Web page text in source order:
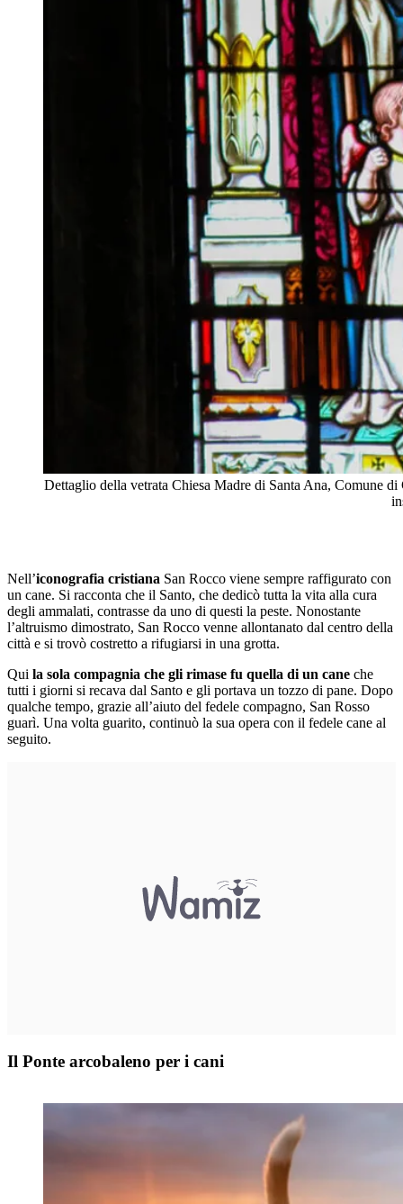
Dettaglio della vetrata Chiesa Madre di Santa Ana, Comune
Nell’iconografia cristiana San Rocco viene sempre raffigurato con
un cane. Si racconta che il Santo, che dedicò tutta la vita alla cura
degli ammalati, contrasse da uno di questi la peste. Nonostante
l’altruismo dimostrato, San Rocco venne allontanato dal centro della
città e si trovò costretto a rifugiarsi in una grotta.
Qui la sola compagnia che gli rimase fu quella di un cane che
tutti i giorni si recava dal Santo e gli portava un tozzo di pane. Dopo
qualche tempo, grazie all’aiuto del fedele compagno, San Rosso
guarì. Una volta guarito, continuò la sua opera con il fedele cane al
seguito.
Il Ponte arcobaleno per i cani